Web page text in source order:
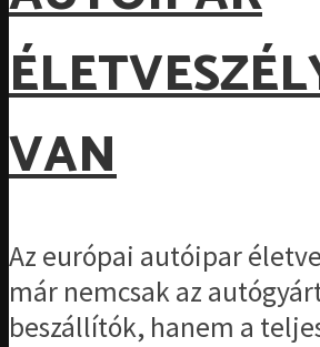
VAN
Az európai autóipar
már nemcsak az
beszállítók, hanem a